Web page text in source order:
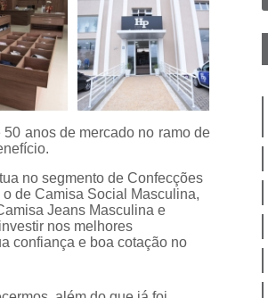
Camisa Social Plus Size
Camisa
Masculina Plus Size
Camisa
Manga Curta Slim Fit
Camisa
Masculina Slim Fit
Camisa
Slim Fit Masculina
Camisa Super
Camisa Branca Slim Masculina
Camisa Jeans Slim Masculina
anos de mercado no ramo de
no segmento de Confecções
de Camisa Social Masculina,
Jeans Masculina e
nos melhores
confiança e boa cotação no